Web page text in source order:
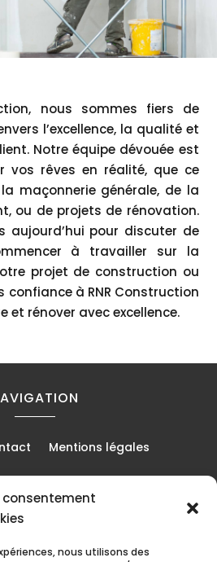
consentement
nous utilisons des
nous sommes fiers de
l’excellence, la qualité et
Notre équipe dévouée est
vos rêves en réalité, que ce
maçonnerie générale, de la
ou de projets de rénovation.
aujourd’hui pour discuter de
à travailler sur la
projet de construction ou
confiance à RNR Construction
et rénover avec excellence.
Mentions légales